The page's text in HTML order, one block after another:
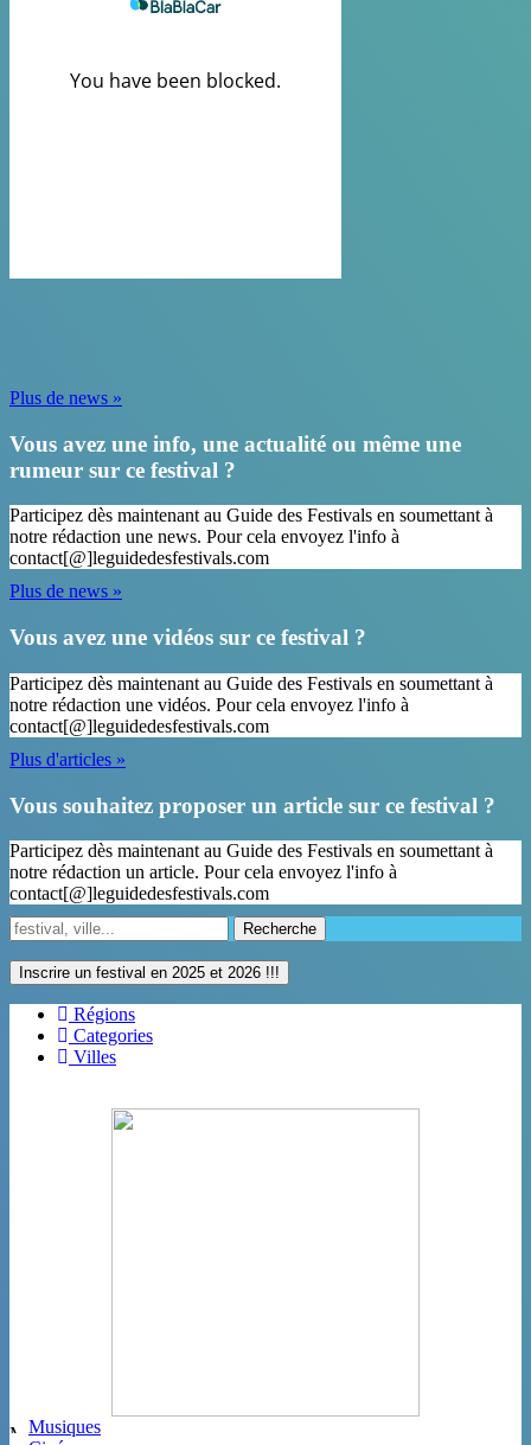
Plus de news »
Vous avez une info, une actualité ou même une
rumeur sur ce festival ?
Participez dès maintenant au Guide des Festivals en soumettant à
notre rédaction une news. Pour cela envoyez l'info à
contact[@]leguidedesfestivals.com
Plus de news »
Vous avez une vidéos sur ce festival ?
Participez dès maintenant au Guide des Festivals en soumettant à
notre rédaction une vidéos. Pour cela envoyez l'info à
contact[@]leguidedesfestivals.com
Plus d'articles »
Vous souhaitez proposer un article sur ce festival ?
Participez dès maintenant au Guide des Festivals en soumettant à
notre rédaction un article. Pour cela envoyez l'info à
contact[@]leguidedesfestivals.com
Recherche
Inscrire un festival en 2025 et 2026 !!!
Régions
Categories
Villes
Musiques